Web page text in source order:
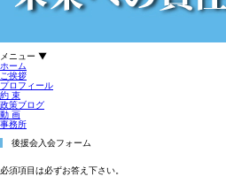
メニュー ▼
ホーム
ご挨拶
プロフィール
約 束
政策ブログ
動 画
事務所
後援会入会フォーム
必須項目は必ずお答え下さい。